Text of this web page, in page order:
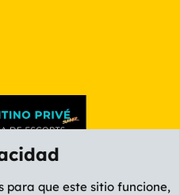
para que este sitio funcione,